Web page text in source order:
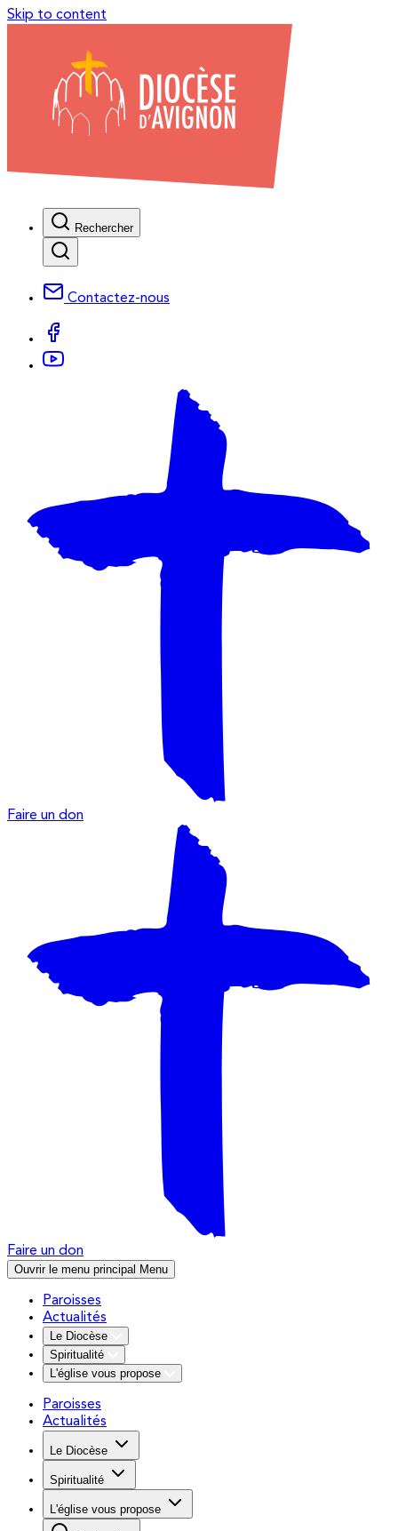
Skip to content
Rechercher
Contactez-nous
Faire un don
Faire un don
Ouvrir le menu principal Menu
Paroisses
Actualités
Le Diocèse
Spiritualité
L'église vous propose
Paroisses
Actualités
Le Diocèse
Spiritualité
L'église vous propose